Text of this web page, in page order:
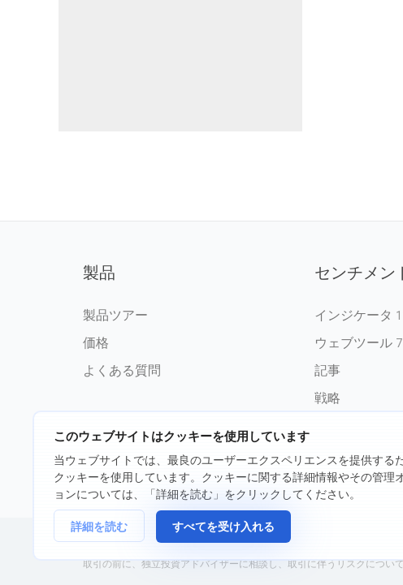
このウェブサイトはクッキーを使用しています
当ウェブサイトでは、最良のユーザーエクスペリエンスを提供する
クッキーを使用しています。クッキーに関する詳細情報やその管理
ョンについては、「詳細を読む」をクリックしてください。
詳細を読む すべてを受け入れる
製品
製品ツアー
価格
よくある質問
センチメン
インジケータ
ウェブツール 7
記事
戦略
©2026 fxssi.com 無断複写・転載を禁じます
FXSSI LTDが運営するウェブサイト登録番号：13534801（イングラン
取引の前に、独立投資アドバイザーに相談し、取引に伴うリスクについ